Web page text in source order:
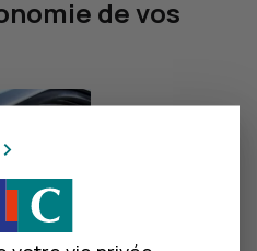
de vos